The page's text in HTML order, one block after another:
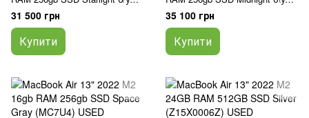
(663FN)
31 500 грн
Купити
(GR24X)
35 100 грн
Купити